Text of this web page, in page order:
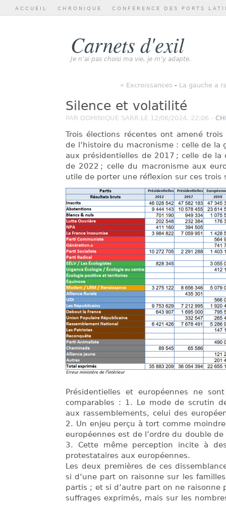
Carnets d'exil
Je n’ai pas choisi ma vie, je m’y adapte.
ACCUEIL CHRONIQUE CONFÉRENCE DES PORTS
« Excroissances - La gauche a
Silence et volatilité
PAR DOMINIQUE SARR LE 12/06/2024, 22:06 -
Trois élections récentes ont amené
de l’histoire du macronisme : celle de la
aux présidentielles de 2017 ; celle de la
de 2022 ; celle du macronisme aux
utile de porter une réflexion sur ces trois
Présidentielles et européennes ne
comparables : 1. Le mode de scrutin
aux rassemblements, celui des
2. Un enjeu perçu à tort comme
européennes est de l’ordre du double
3. Cette même perception incite à
protestataires aux européennes.
Les deux premières de ces
si d’une part on raisonne sur les
partis ; et si d’autre part on ne raisonne
suffrages exprimés, mais sur les